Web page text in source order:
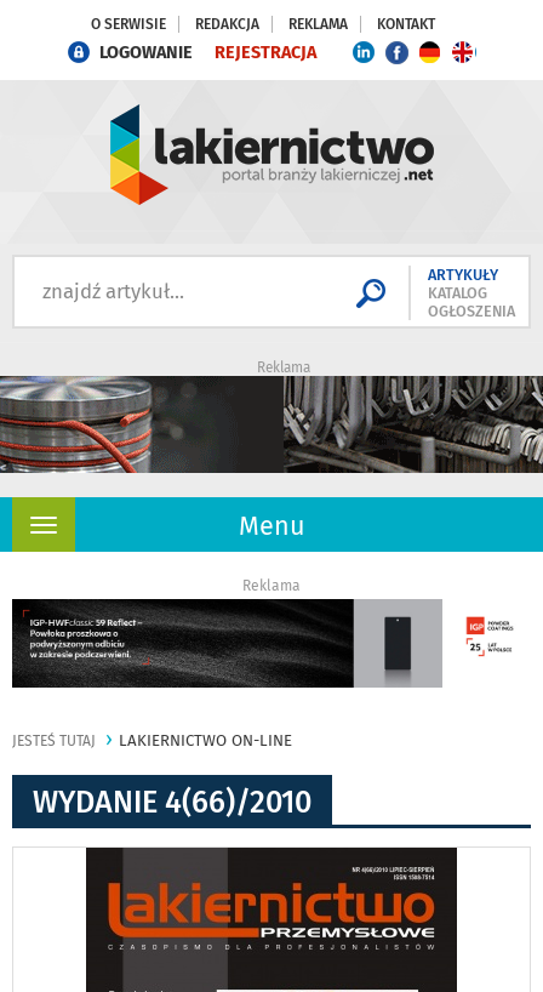
O SERWISIE REDAKCJA REKLAMA KONTAKT
LOGOWANIE REJESTRACJA
ARTYKUŁY
KATALOG
OGŁOSZENIA
Reklama
Menu
Rozwiń
Reklama
JESTEŚ TUTAJ LAKIERNICTWO ON-LINE
WYDANIE 4(66)/2010